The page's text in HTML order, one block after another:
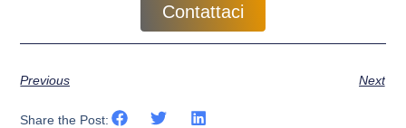
Contattaci
Previous Next
Share the Post: